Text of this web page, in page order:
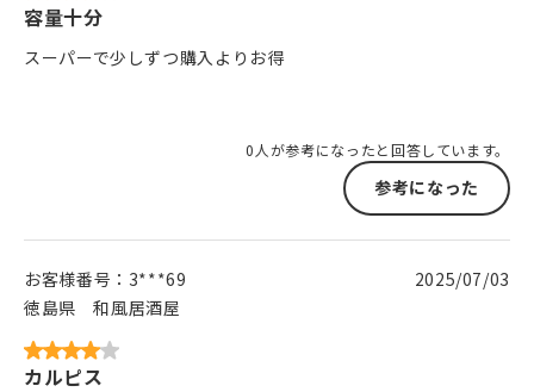
容量十分
スーパーで少しずつ購入よりお得
0人が参考になったと回答しています。
参考になった
お客様番号： 3***69
徳島県
和風居酒屋
2025/07/03
カルピス